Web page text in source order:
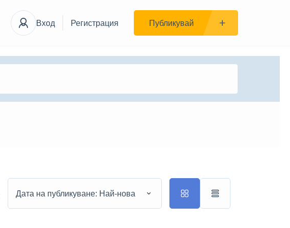
Вход Регистрация Публикувай
Дата на публикуване: Най-нова